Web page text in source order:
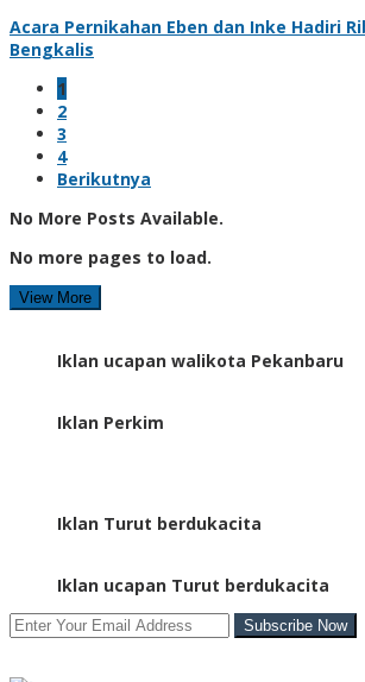
Acara Pernikahan Eben dan Inke Hadiri
Bengkalis
1
2
3
4
Berikutnya
No More Posts Available.
No more pages to load.
View More
Iklan ucapan walikota Pekanbaru
Iklan Perkim
Iklan Turut berdukacita
Iklan ucapan Turut berdukacita